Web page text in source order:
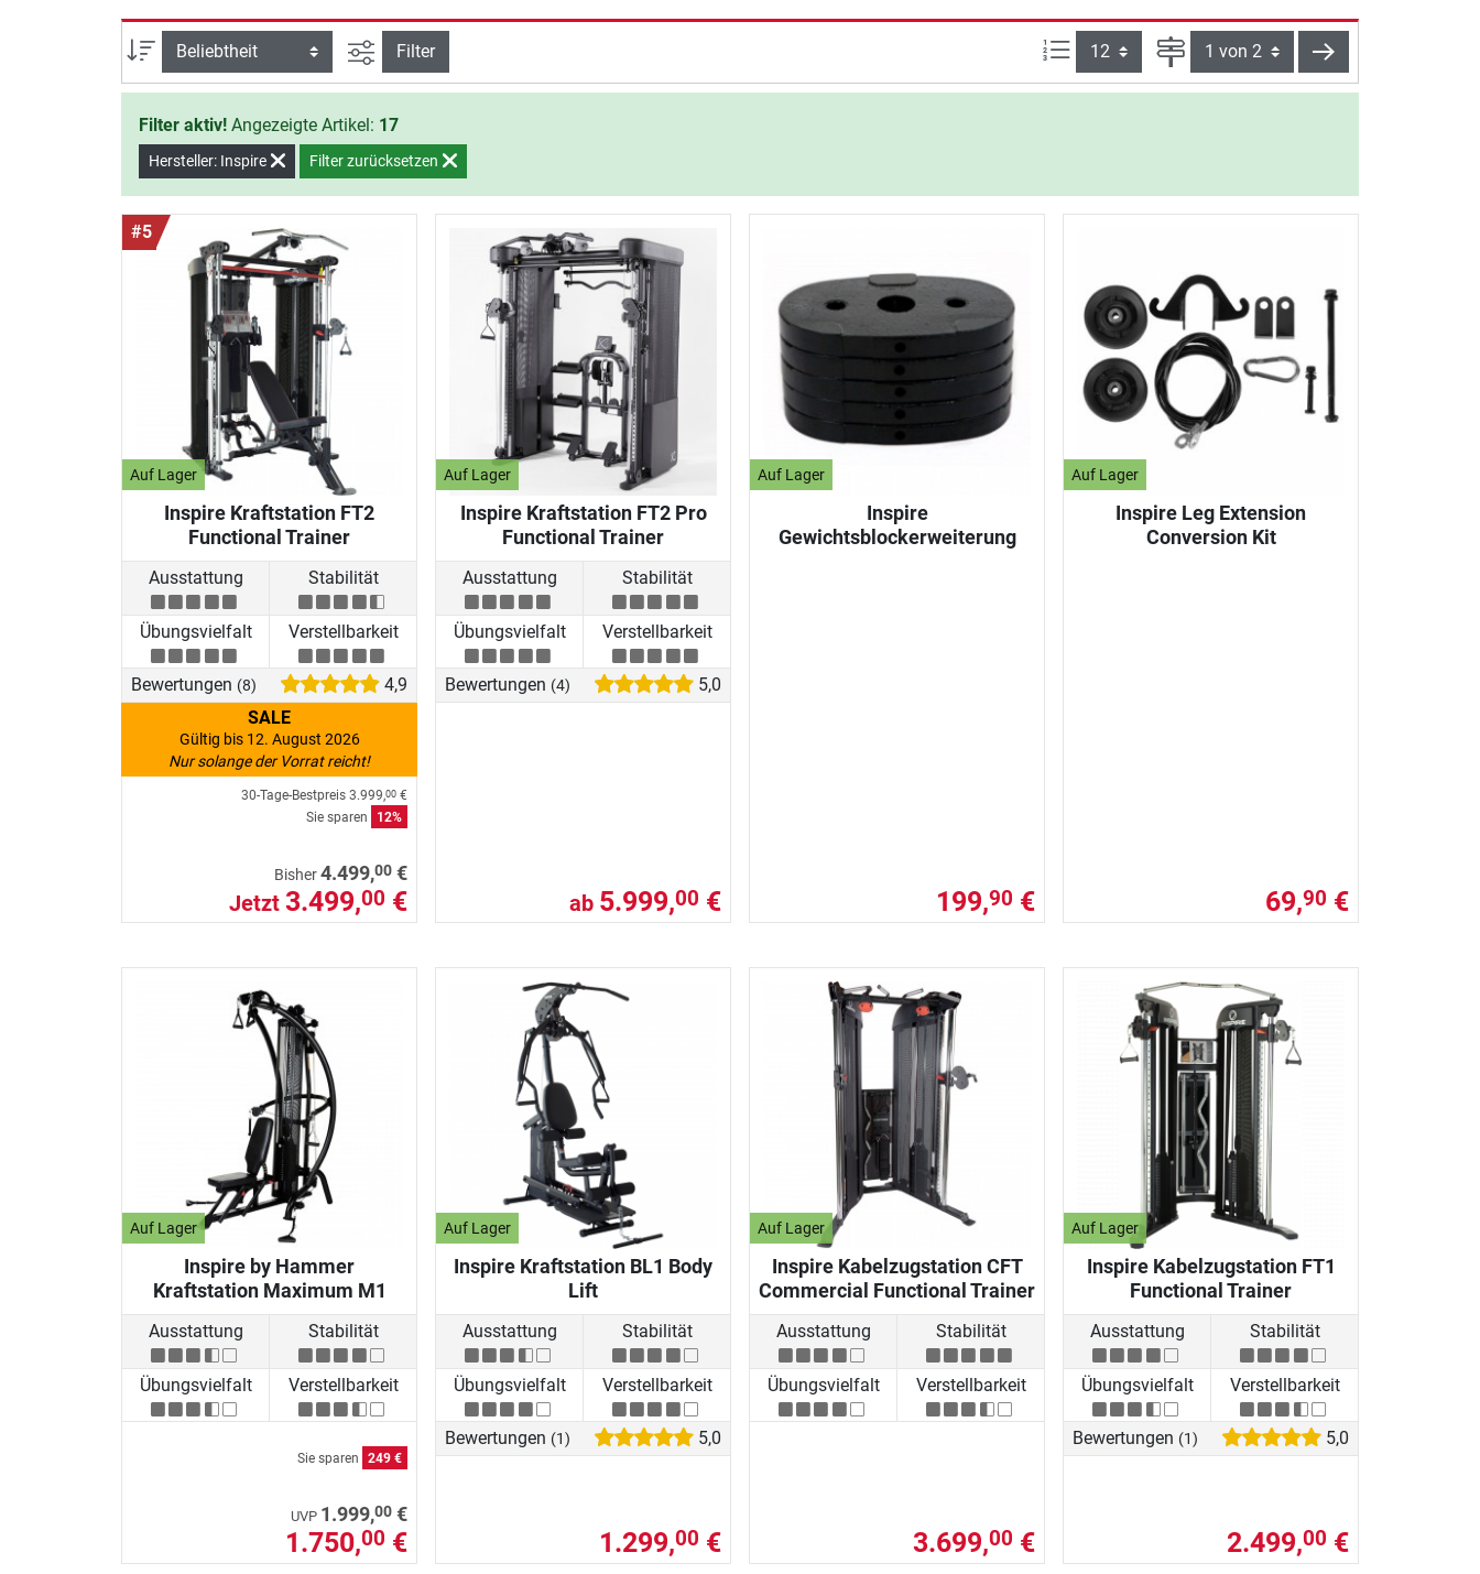
Sortierung Ansicht filtern
Filter Artikel pro Seite: Seite weiter
Filter aktiv! Angezeigte Artikel: 17
Hersteller: Inspire Filter zurücksetzen
#5
Auf Lager
Inspire Kraftstation FT2
Functional Trainer
Ausstattung Stabilität
Übungsvielfalt Verstellbarkeit
Bewertungen (8)
4,9
SALE
Gültig bis 12. August 2026
Nur solange der Vorrat reicht!
30-Tage-Bestpreis 3.999,00 €
Sie sparen
12%
Bisher4.499,00 €
Jetzt 3.499,00 €
Auf Lager
Inspire Kraftstation FT2 Pro
Functional Trainer
Ausstattung Stabilität
Übungsvielfalt Verstellbarkeit
Bewertungen (4) 5,0
ab 5.999,00 €
Auf Lager
Inspire
Gewichtsblockerweiterung
199,90 €
Auf Lager
Inspire Leg Extension
Conversion Kit
69,90 €
Auf Lager
Inspire by Hammer
Kraftstation Maximum M1
Ausstattung Stabilität
Übungsvielfalt Verstellbarkeit
Sie sparen 249 €
UVP 1.999,00 €
1.750,00 €
Auf Lager
Inspire Kraftstation BL1 Body
Lift
Ausstattung Stabilität
Übungsvielfalt Verstellbarkeit
Bewertungen (1) 5,0
1.299,00 €
Auf Lager
Inspire Kabelzugstation CFT
Commercial Functional Trainer
Ausstattung Stabilität
Übungsvielfalt Verstellbarkeit
3.699,00 €
Auf Lager
Inspire Kabelzugstation FT1
Functional Trainer
Ausstattung Stabilität
Übungsvielfalt Verstellbarkeit
Bewertungen (1) 5,0
2.499,00 €